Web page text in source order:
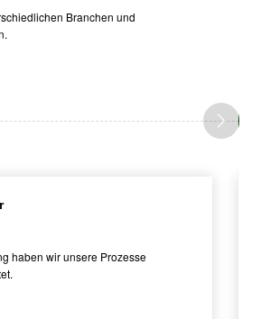
Branchen und
haben wir unsere Prozesse